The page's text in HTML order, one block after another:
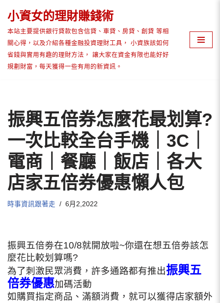
Skip
to
content
小資女的理財賺錢術
本站主要提供銀行貸款包含信貸、車貸、房貸、創貸 等相
關心得，以及介紹各種金融投資理財工具， 小資族該如何
省錢與實用有趣的理財方法， 讓大家在資金有限也能好好
規劃財富，每天獲得一些有用的新資訊。
振興五倍券怎麼花最划算?
一次比較全台手機｜3C｜
電商｜餐廳｜飯店｜各大
店家五倍券優惠懶人包
時事資訊跟著走 6月2,2022
振興五倍劵在10/8就開放啦~你還在想五倍劵該怎
麼花比較划算嗎?
為了刺激民眾消費，許多通路都有推出振興五
倍券優惠加碼活動
如購買指定商品、滿額消費，就可以獲得店家額外